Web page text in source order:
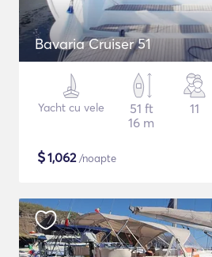
Bavaria Cruiser 51
Yacht cu vele
51 ft
16 m
11
$1,062/noapte